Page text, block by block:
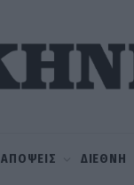
ΑΠΟΨΕΙΣ ΔΙΕΘΝΗ